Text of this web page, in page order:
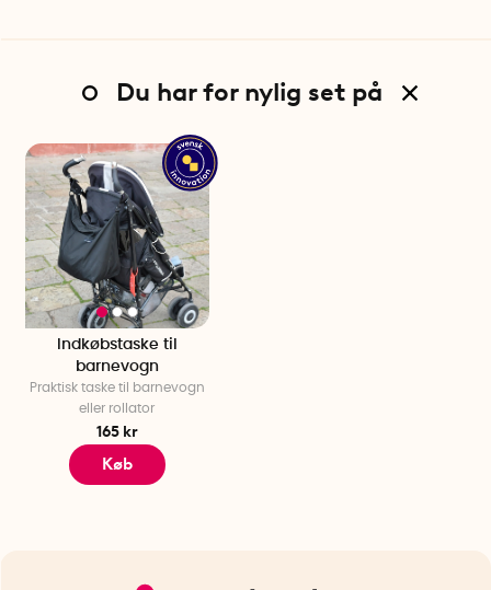
Du har for nylig set på
Indkøbstaske til
barnevogn
Praktisk taske til barnevogn
eller rollator
165 kr
Køb